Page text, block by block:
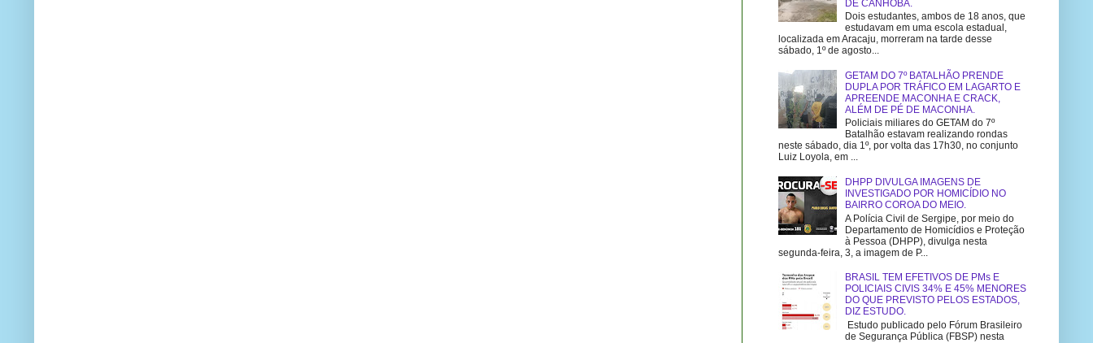
DE CANHOBA.
Dois estudantes, ambos de 18 anos, que
estudavam em uma escola estadual,
localizada em Aracaju, morreram na tarde desse
sábado, 1º de agosto...
GETAM DO 7º BATALHÃO PRENDE
DUPLA POR TRÁFICO EM LAGARTO E
APREENDE MACONHA E CRACK,
ALÉM DE PÉ DE MACONHA.
Policiais miliares do GETAM do 7º
Batalhão estavam realizando rondas
neste sábado, dia 1º, por volta das 17h30, no conjunto
Luiz Loyola, em ...
DHPP DIVULGA IMAGENS DE
INVESTIGADO POR HOMICÍDIO NO
BAIRRO COROA DO MEIO.
A Polícia Civil de Sergipe, por meio do
Departamento de Homicídios e Proteção
à Pessoa (DHPP), divulga nesta
segunda-feira, 3, a imagem de P...
BRASIL TEM EFETIVOS DE PMs E
POLICIAIS CIVIS 34% E 45% MENORES
DO QUE PREVISTO PELOS ESTADOS,
DIZ ESTUDO.
Estudo publicado pelo Fórum Brasileiro
de Segurança Pública (FBSP) nesta